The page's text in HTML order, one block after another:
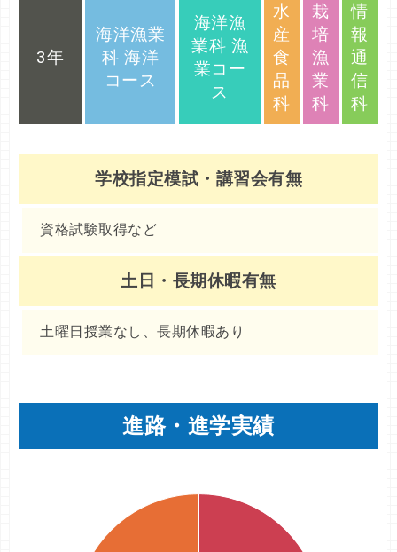
3年
海洋漁業
科 海洋
コース
海洋漁
業科 漁
業コー
ス
水
産
食
品
科
栽
培
漁
業
科
情
報
通
信
科
学校指定模試・講習会有無
資格試験取得など
土日・長期休暇有無
土曜日授業なし、長期休暇あり
進路・進学実績